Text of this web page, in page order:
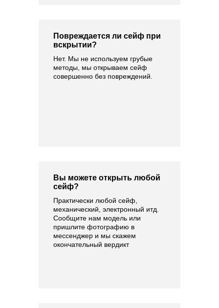
Повреждается ли сейф при
вскрытии?
Нет. Мы не используем грубые
методы, мы открываем сейф
совершенно без повреждений.
Вы можете открыть любой
сейф?
Практически любой сейф,
механический, электронный итд.
Сообщите нам модель или
пришлите фотографию в
мессенджер и мы скажем
окончательный вердикт